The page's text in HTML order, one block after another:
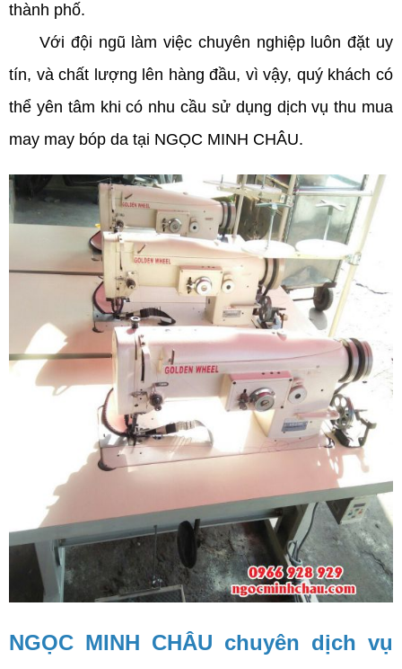
thành phố.
Với đội ngũ làm việc chuyên nghiệp luôn đặt uy
tín, và chất lượng lên hàng đầu, vì vậy, quý khách có
thể yên tâm khi có nhu cầu sử dụng dịch vụ thu mua
may may bóp da tại NGỌC MINH CHÂU.
NGỌC MINH CHÂU chuyên dịch vụ